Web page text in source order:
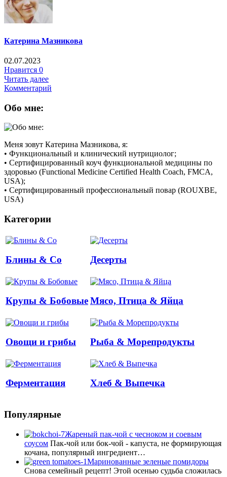
Катерина Мазникова
02.07.2023
Нравится 0
Читать далее
Комментарий
Обо мне:
Меня зовут Катерина Мазникова, я:
• Функциональный и клинический нутрициолог;
• Сертифицированный коуч функциональной медицины по
здоровью (Functional Medicine Certified Health Coach, FMCA,
USA);
• Сертифицированный профессиональный повар (ROUXBE,
USA)
Категории
Блины & Co Десерты
Крупы & БобовыеМясо, Птица & Яйца
Овощи и грибы Рыба & Mорепродукты
Ферментация Хлеб & Выпечка
Популярные
Жареный пак-чой с чесноком и соевым
соусом Пак-чой или бок-чой - капуста, не формирующая
кочана, популярный ингредиент…
Маринованные зеленые помидоры
Снова семейный рецепт! Этой осенью судьба сложилась